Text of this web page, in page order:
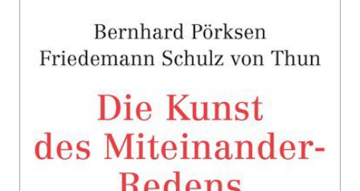
VonBernhard Pörksen Friedemann Schulz von Thun
Verlag: Hanser, Carl 17.02.2020
224 Seiten
gebunden mit
ISBN: 978-3-446-